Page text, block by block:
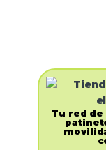
Tu red